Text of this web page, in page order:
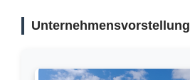
Unternehmensvorstellung